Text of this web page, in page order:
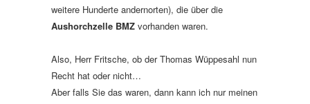
weitere Hunderte andernorten), die über die
Aushorchzelle BMZ vorhanden waren.
Also, Herr Fritsche, ob der Thomas Wüppesahl nun
Recht hat oder nicht…
Aber falls Sie das waren, dann kann ich nur meinen